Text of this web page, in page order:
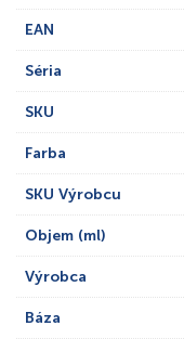
EAN
Séria
SKU
Farba
SKU Výrobcu
Objem (ml)
Výrobca
Báza